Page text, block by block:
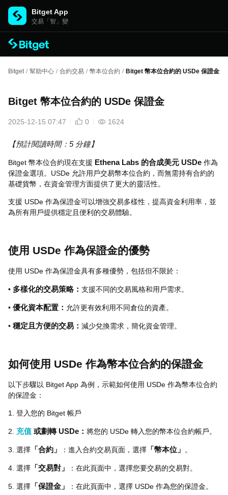
Bitget App
交易「智」變
Bitget / 幫助中心 / 合約交易 / 幣本位合約 / Bitget 幣本位合約的 USDe 保證金
Bitget 幣本位合約的 USDe 保證金
2025-12-15 07:47 0 1624
【預計閱讀時間：5 分鐘】
Bitget 幣本位合約現在支援 Ethena Labs 的合成美元 USDe 作為
保證金選項。USDe 允許用戶交易幣本位合約，而無需持有合約的
基礎貨幣，在資金管理方面提供了更大的靈活性。
支援 USDe 作為保證金可以增強交易多樣性，提高資金利用率，並
為所有用戶提供穩定且便利的交易體驗。
使用 USDe 作為保證金的優勢
使用 USDe 作為保證金具有多種優勢，包括但不限於：
• 多樣化的交易策略： 支援不同的交易風格和用戶需求。
• 優化資本配置： 允許更有效利用不同倉位的資產。
• 穩定且方便的交易： 減少兌換需求，簡化資金管理。
如何使用 USDe 作為幣本位合約的保證金
以下步驟以 Bitget App 為例，示範如何使用 USDe 作為幣本位合約
的保證金：
1. 登入您的 Bitget 帳戶
2. 充值 或劃轉 USDe： 將您的 USDe 轉入您的幣本位合約帳戶。
3. 選擇 「合約」 ：進入合約交易頁面，選擇 「幣本位」 。
4. 選擇 「交易對」 ：在此頁面中，選擇您要交易的交易對。
5. 選擇 「保證金」 ：在此頁面中，選擇 USDe 作為您的保證金。